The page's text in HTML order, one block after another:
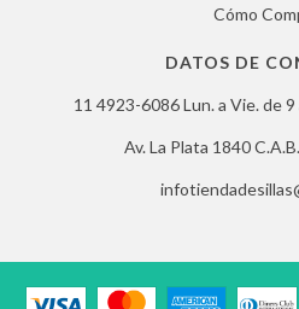
Cómo
DATOS DE
11 4923-6086 Lun. a Vie. de 9
Av. La Plata 1840